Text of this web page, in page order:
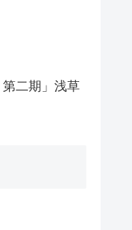
二期」浅草